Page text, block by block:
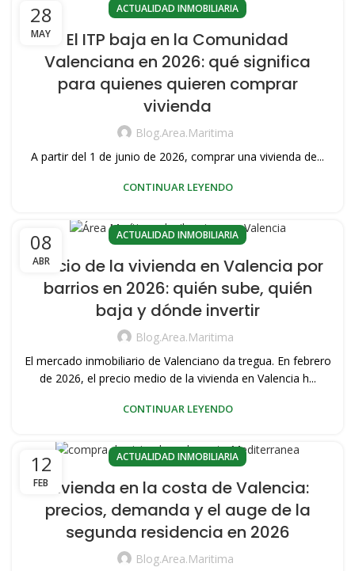
28
MAY
ACTUALIDAD INMOBILIARIA
El ITP baja en la Comunidad
Valenciana en 2026: qué significa
para quienes quieren comprar
vivienda
Blog.area.maritima
A partir del 1 de junio de 2026, comprar una vivienda de...
CONTINUAR LEYENDO
08
ABR
ACTUALIDAD INMOBILIARIA
Precio de la vivienda en Valencia por
barrios en 2026: quién sube, quién
baja y dónde invertir
Blog.area.maritima
El mercado inmobiliario de Valenciano da tregua. En febrero
de 2026, el precio medio de la vivienda en Valencia h...
CONTINUAR LEYENDO
12
FEB
ACTUALIDAD INMOBILIARIA
Vivienda en la costa de Valencia:
precios, demanda y el auge de la
segunda residencia en 2026
Blog.area.maritima